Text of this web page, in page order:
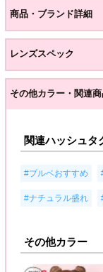
商品・ブランド詳細
レンズスペック
その他カラー・関連
関連ハッシュタ
#ブルベおすすめ
#ナチュラル盛れ
その他カラー